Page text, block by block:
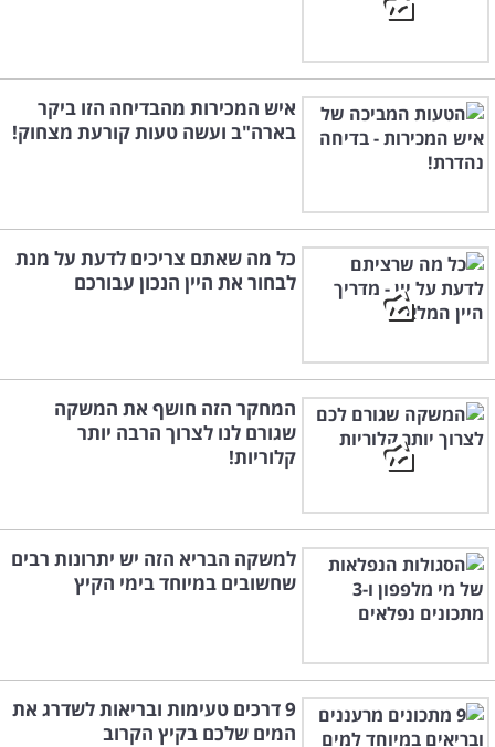
איש המכירות מהבדיחה הזו ביקר
בארה"ב ועשה טעות קורעת מצחוק!
כל מה שאתם צריכים לדעת על מנת
לבחור את היין הנכון עבורכם
המחקר הזה חושף את המשקה
שגורם לנו לצרוך הרבה יותר
קלוריות!
למשקה הבריא הזה יש יתרונות רבים
שחשובים במיוחד בימי הקיץ
9 דרכים טעימות ובריאות לשדרג את
המים שלכם בקיץ הקרוב